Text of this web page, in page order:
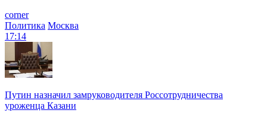
corner
Политика Москва
17:14
Путин назначил замруководителя Россотрудничества
уроженца Казани